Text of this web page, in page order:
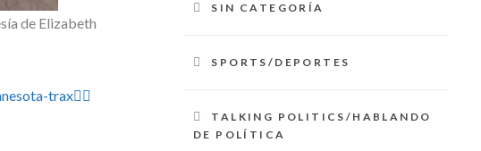
de Elizabeth
trax👈🏽
SIN CATEGORÍA
SPORTS/DEPORTES
TALKING POLITICS/HABLANDO
DE POLÍTICA